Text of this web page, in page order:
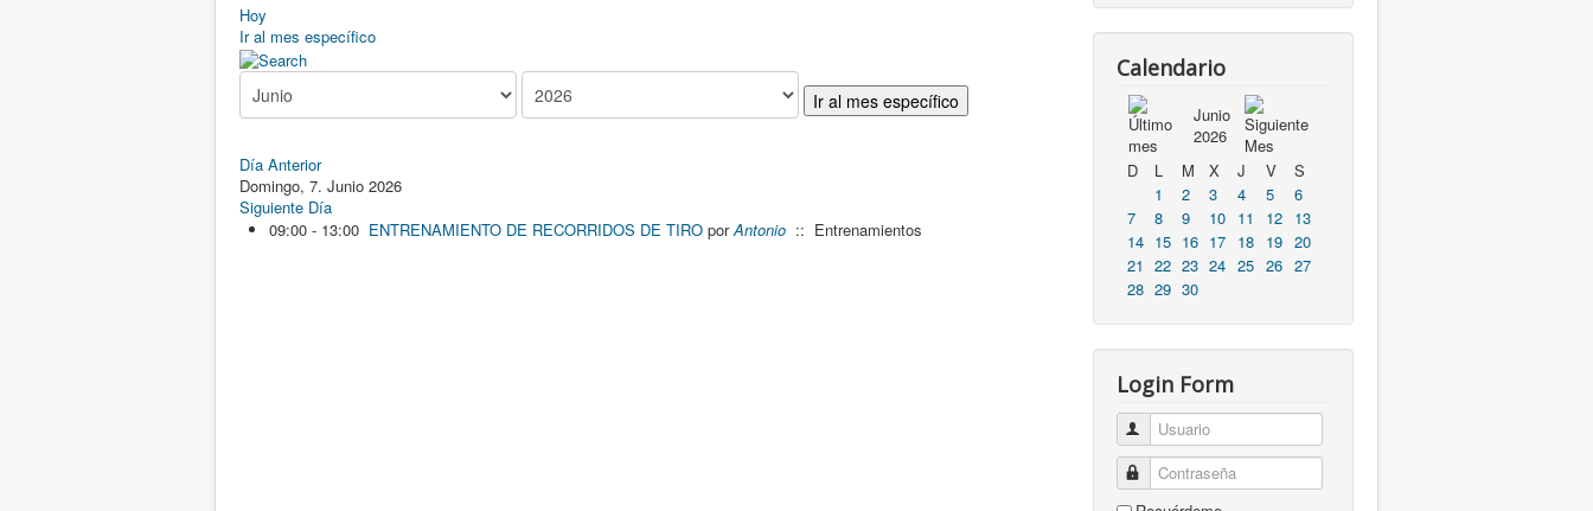
Hoy
Ir al mes específico
Ir al mes específico
Día Anterior
Domingo, 7. Junio 2026
Siguiente Día
09:00 - 13:00 ENTRENAMIENTO DE RECORRIDOS DE TIRO por Antonio :: Entrenamientos
Calendario
Junio
2026
D
L M X J V
S
1
2 3 4 5
6
7
8 9 10 11 12
13
14 15 16 17 18 19 20
21 22 23 24 25 26 27
28 29 30
Login Form
Usuario
Contraseña